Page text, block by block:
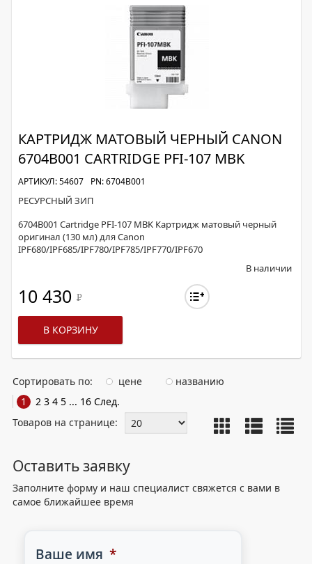
КАРТРИДЖ МАТОВЫЙ ЧЕРНЫЙ CANON
6704B001 CARTRIDGE PFI-107 MBK
АРТИКУЛ: 54607 PN: 6704B001
РЕСУРСНЫЙ ЗИП
6704B001 Cartridge PFI-107 MBK Картридж матовый черный
оригинал (130 мл) для Canon
IPF680/IPF685/IPF780/IPF785/IPF770/IPF670
В наличии
10 430 Р
В КОРЗИНУ
Сортировать по: цене
названию
1
2 3 4 5 ... 16 След.
Товаров на странице:
Оставить заявку
Заполните форму и наш специалист свяжется с вами в
самое ближайшее время
Ваше имя *